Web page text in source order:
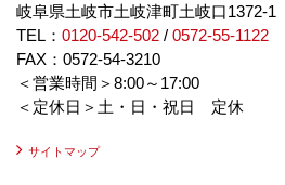
岐阜県土岐市土岐津町土岐口1372-1
TEL： 0120-542-502 / 0572-55-1122
FAX：0572-54-3210
＜営業時間＞8:00～17:00
＜定休日＞土・日・祝日 定休
サイトマップ